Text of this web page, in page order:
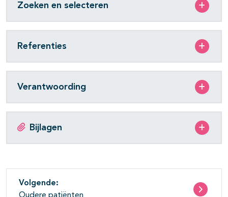
open- en dichtklappen
Zoeken en selecteren
Referenties
Verantwoording
Bijlagen
Volgende: